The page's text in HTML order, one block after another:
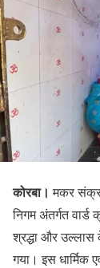
कोरबा। मकर
निगम अंतर्गत
श्रद्धा और
गया। इस धार्मिक